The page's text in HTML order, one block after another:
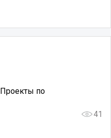
Проекты по
41